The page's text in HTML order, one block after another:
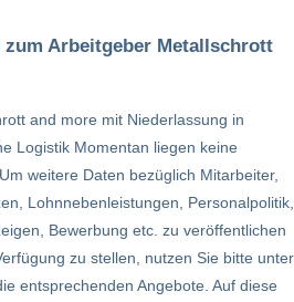
Arbeitgeber Metallschrott
and more mit Niederlassung in
Logistik Momentan liegen keine
weitere Daten bezüglich Mitarbeiter,
Lohnnebenleistungen, Personalpolitik,
Bewerbung etc. zu veröffentlichen
zu stellen, nutzen Sie bitte unter
entsprechenden Angebote. Auf diese